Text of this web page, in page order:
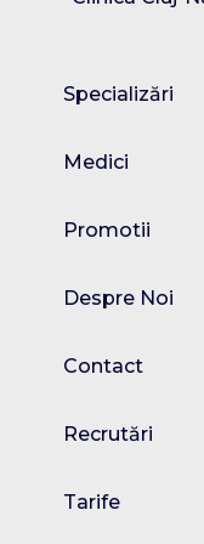
Specializări
Medici
Promotii
Despre Noi
Contact
Recrutări
Tarife